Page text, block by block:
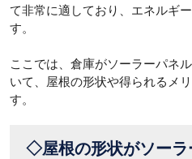
て非常に適しており、エネルギ
す。
ここでは、倉庫がソーラーパネ
いて、屋根の形状や得られるメ
す。
◇屋根の形状がソーラ